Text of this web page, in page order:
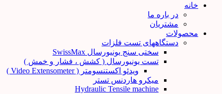
خانه
در باره ما
مشتریان
محصولات
دستگاههای تست فلزات
سختی سنج یونیورسال SwissMax
تست یونیورسال ( کشش ، فشار و خمش )
ویدئو اکستنسومتر ( Video Extensometer )
میکرو هاردنس تستر
Hydraulic Tensile machine